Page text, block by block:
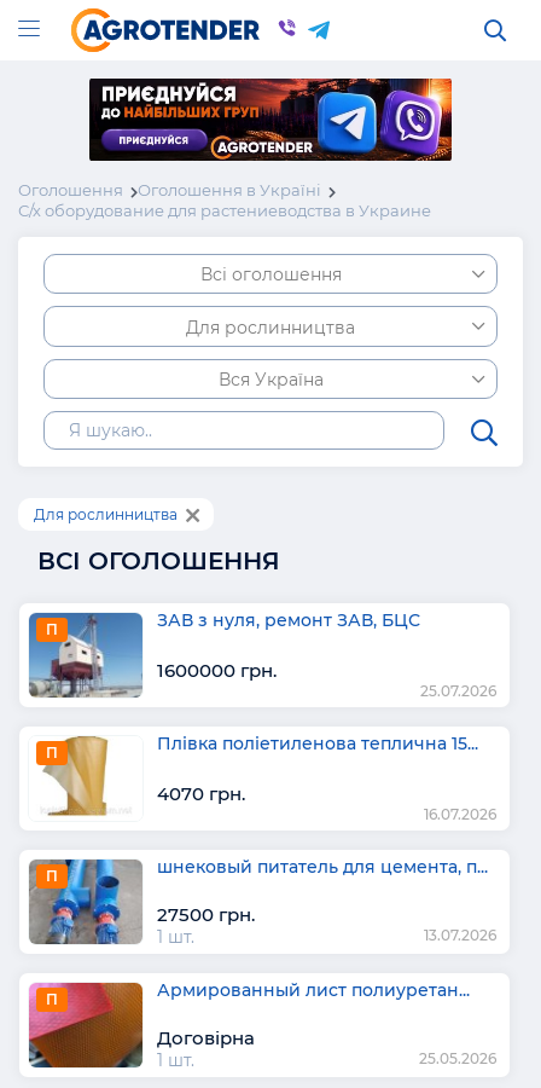
Оголошення
Оголошення в Україні
С/х оборудование для растениеводства в Украине
Всі оголошення
Для рослинництва
Вся Україна
Для рослинництва
ВСІ ОГОЛОШЕННЯ
П ЗАВ з нуля, ремонт ЗАВ, БЦС
1600000 грн.
25.07.2026
П Плівка поліетиленова теплична 15...
4070 грн.
16.07.2026
П шнековый питатель для цемента, п...
27500 грн.
1 шт. 13.07.2026
П Армированный лист полиуретан...
Договірна
1 шт. 25.05.2026